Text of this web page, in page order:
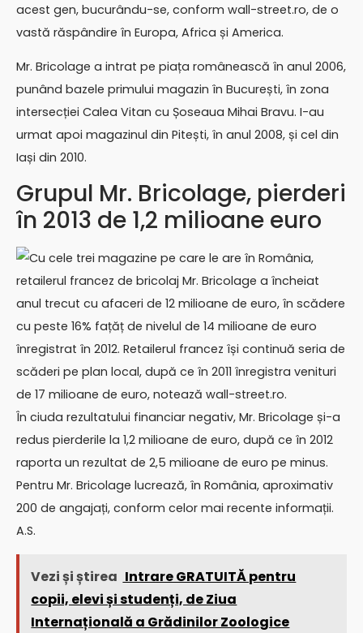
acest gen, bucurându-se, conform wall-street.ro, de o
vastă răspândire în Europa, Africa și America.
Mr. Bricolage a intrat pe piața românească în anul 2006,
punând bazele primului magazin în București, în zona
intersecției Calea Vitan cu Șoseaua Mihai Bravu. I-au
urmat apoi magazinul din Pitești, în anul 2008, și cel din
Iași din 2010.
Grupul Mr. Bricolage, pierderi
în 2013 de 1,2 milioane euro
Cu cele trei magazine pe care le are în România,
retailerul francez de bricolaj Mr. Bricolage a încheiat
anul trecut cu afaceri de 12 milioane de euro, în scădere
cu peste 16% fațăț de nivelul de 14 milioane de euro
înregistrat în 2012. Retailerul francez își continuă seria de
scăderi pe plan local, după ce în 2011 înregistra venituri
de 17 milioane de euro, notează wall-street.ro.
În ciuda rezultatului financiar negativ, Mr. Bricolage și-a
redus pierderile la 1,2 milioane de euro, după ce în 2012
raporta un rezultat de 2,5 milioane de euro pe minus.
Pentru Mr. Bricolage lucrează, în România, aproximativ
200 de angajați, conform celor mai recente informații.
A.S.
Vezi și știrea Intrare GRATUITĂ pentru
copii, elevi și studenți, de Ziua
Internațională a Grădinilor Zoologice